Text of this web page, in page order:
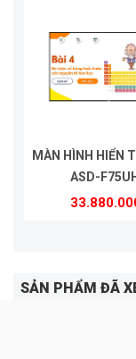
MÀN HÌNH HIỂN
ASD-
SẢN PHẨM ĐÃ